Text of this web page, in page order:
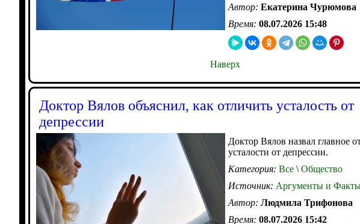
Автор: Екатерина Чурюмова
Время: 08.07.2026 15:48
Наверх
Доктор Вялов объяснил, как отличить усталость от
депрессии
Доктор Вялов назвал главное
усталости от депрессии.
Категория: Все \ Общество
Источник: Аргументы и
Автор: Людмила Трифонова
Время: 08.07.2026 15:42